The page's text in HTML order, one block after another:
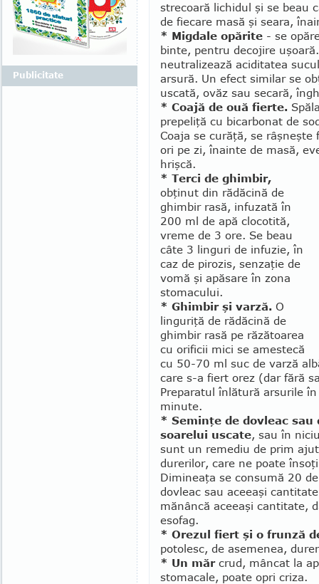
stre­coară lichidul şi se beau
de fie­care masă şi seara,
* Migdale opărite - se
binte, pentru decojire
neu­tra­­lizează aciditatea
arsură. Un efect similar se
uscată, ovăz sau secară,
* Coajă de ouă fierte.
prepeliţă cu bicarbonat de
Coaja se curăţă, se
ori pe zi, înainte de masă,
hrişcă.
* Terci de ghimbir,
obţinut din rădăcină de
ghimbir rasă, infuzată în
200 ml de apă clocotită,
vreme de 3 ore. Se beau
câte 3 linguri de in­fuzie, în
caz de pirozis, senzaţie de
vomă şi apăsare în zona
sto­ma­cului.
* Ghimbir şi varză. O
linguriţă de ră­dă­cină de
ghimbir rasă pe răzătoarea
cu orificii mici se amestecă
cu 50-70 ml suc de varză
care s-a fiert orez (dar fără
Preparatul înlătură arsurile
minute.
* Seminţe de dovleac sau
soarelui usca­te, sau în
sunt un re­me­diu de prim
durerilor, care ne poate
Dimineaţa se con­sumă 20
dovleac sau aceeaşi
mănâncă aceeaşi cantitate,
esofag.
* Orezul fiert şi o frunză
potolesc, de asemenea,
* Un mărcrud, mâncat la
stoma­cale, poate opri criza.
Publicitate